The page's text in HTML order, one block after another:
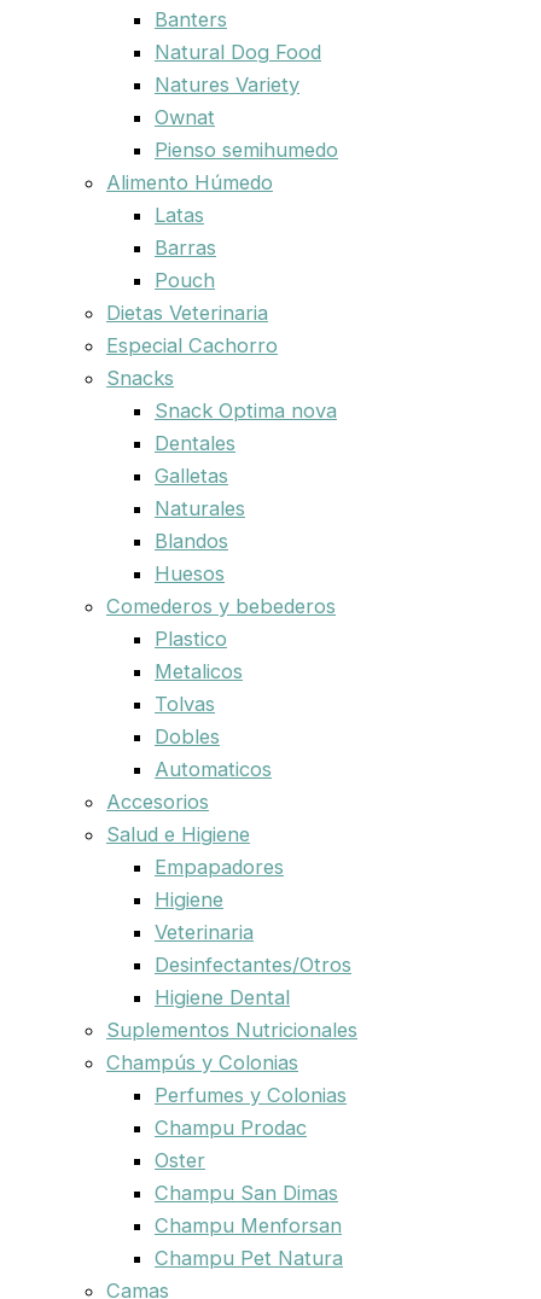
Banters
Natural Dog Food
Natures Variety
Ownat
Pienso semihumedo
Alimento Húmedo
Latas
Barras
Pouch
Dietas Veterinaria
Especial Cachorro
Snacks
Snack Optima nova
Dentales
Galletas
Naturales
Blandos
Huesos
Comederos y bebederos
Plastico
Metalicos
Tolvas
Dobles
Automaticos
Accesorios
Salud e Higiene
Empapadores
Higiene
Veterinaria
Desinfectantes/Otros
Higiene Dental
Suplementos Nutricionales
Champús y Colonias
Perfumes y Colonias
Champu Prodac
Oster
Champu San Dimas
Champu Menforsan
Champu Pet Natura
Camas